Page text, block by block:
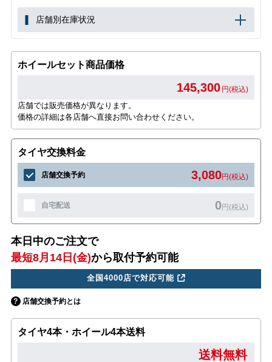
店舗別在庫状況
ホイールセット商品価格
145,300 円(税込)
店舗では販売価格が異なります。
価格の詳細は各店舗へ直接お問い合わせください。
タイヤ交換料金
店舗交換予約 3,080円(税込)
自宅配送 0円(税込)
本日中のご注文で
最短8月14日(金)から取付予約可能
全国4000店で対応可能
店舗交換予約とは
タイヤ4本・ホイール4本送料
送料無料